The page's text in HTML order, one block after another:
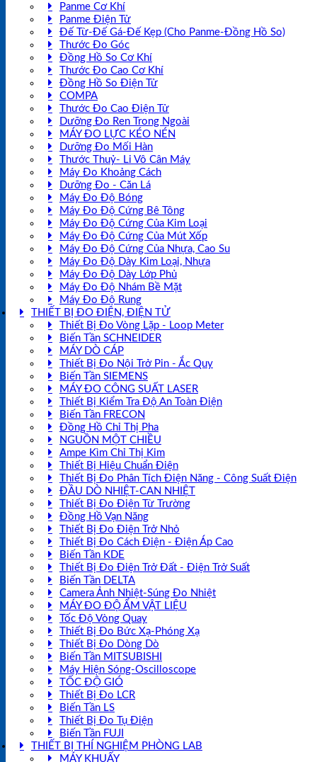
Panme Cơ Khí
Panme Điện Tử
Đế Từ-Đế Gá-Đế Kẹp (Cho Panme-Đồng Hồ So)
Thước Đo Góc
Đồng Hồ So Cơ Khí
Thước Đo Cao Cơ Khí
Đồng Hồ So Điện Tử
COMPA
Thước Đo Cao Điện Tử
Dưỡng Đo Ren Trong Ngoài
MÁY ĐO LỰC KÉO NÉN
Dưỡng Đo Mối Hàn
Thước Thuỷ- Li Vô Cân Máy
Máy Đo Khoảng Cách
Dưỡng Đo - Căn Lá
Máy Đo Độ Bóng
Máy Đo Độ Cứng Bê Tông
Máy Đo Độ Cứng Của Kim Loại
Máy Đo Độ Cứng Của Mút Xốp
Máy Đo Độ Cứng Của Nhựa, Cao Su
Máy Đo Độ Dày Kim Loại, Nhựa
Máy Đo Độ Dày Lớp Phủ
Máy Đo Độ Nhám Bề Mặt
Máy Đo Độ Rung
THIẾT BỊ ĐO ĐIỆN, ĐIỆN TỬ
Thiết Bị Đo Vòng Lặp - Loop Meter
Biến Tần SCHNEIDER
MÁY DÒ CÁP
Thiết Bị Đo Nội Trở Pin - Ắc Quy
Biến Tần SIEMENS
MÁY ĐO CÔNG SUẤT LASER
Thiết Bị Kiểm Tra Độ An Toàn Điện
Biến Tần FRECON
Đồng Hồ Chỉ Thị Pha
NGUỒN MỘT CHIỀU
Ampe Kìm Chỉ Thị Kim
Thiết Bị Hiệu Chuẩn Điện
Thiết Bị Đo Phân Tích Điện Năng - Công Suất Điện
ĐẦU DÒ NHIỆT-CAN NHIỆT
Thiết Bị Đo Điện Từ Trường
Đồng Hồ Vạn Năng
Thiết Bị Đo Điện Trở Nhỏ
Thiết Bị Đo Cách Điện - Điện Áp Cao
Biến Tần KDE
Thiết Bị Đo Điện Trở Đất - Điện Trở Suất
Biến Tần DELTA
Camera Ảnh Nhiệt-Súng Đo Nhiệt
MÁY ĐO ĐỘ ẨM VẬT LIỆU
Tốc Độ Vòng Quay
Thiết Bị Đo Bức Xạ-Phóng Xạ
Thiết Bị Đo Dòng Dò
Biến Tần MITSUBISHI
Máy Hiện Sóng-Oscilloscope
TỐC ĐỘ GIÓ
Thiết Bị Đo LCR
Biến Tần LS
Thiết Bị Đo Tụ Điện
Biến Tần FUJI
THIẾT BỊ THÍ NGHIỆM PHÒNG LAB
MÁY KHUẤY